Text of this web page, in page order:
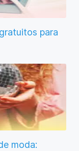
para
moda: